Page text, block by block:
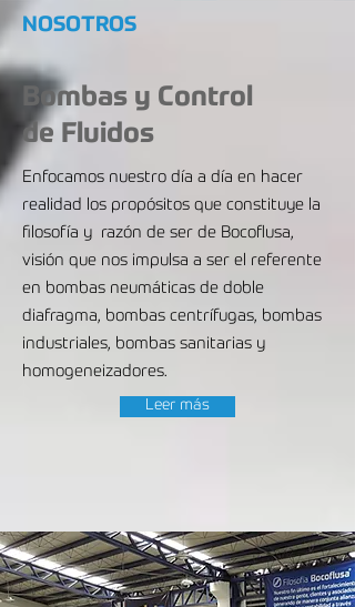
NOSOTROS
Bombas y Control
de Fluidos
Enfocamos nuestro día a día en hacer
realidad los propósitos que constituye la
filosofía y razón de ser de Bocoflusa,
visión que nos impulsa a ser el referente
en bombas neumáticas de doble
diafragma, bombas centrífugas, bombas
industriales, bombas sanitarias y
homogeneizadores.
Leer más